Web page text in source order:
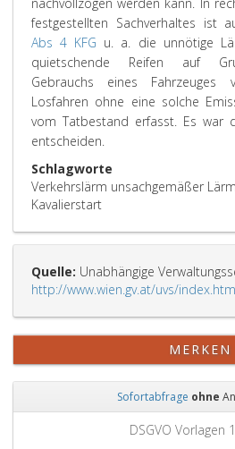
festgestellten Sachverhaltes ist
Abs 4 KFG u. a. die unnötige
quietschende Reifen auf
Gebrauchs eines Fahrzeuges
Losfahren ohne eine solche
vom Tatbestand erfasst. Es war
entscheiden.
Schlagworte
Verkehrslärm unsachgemäßer
Kavalierstart
Quelle: Unabhängige
http://www.wien.gv.at/uvs/
MERKEN
Sofortabfrage ohne
DSGVO Vorlagen